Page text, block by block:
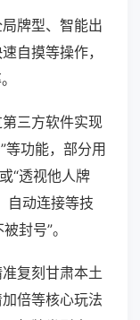
牌型、智能出
自摸等操作，
三方软件实现
等功能，部分用
“透视他人牌
自动连接等技
封号”。
复刻甘肃本土
倍等核心玩法